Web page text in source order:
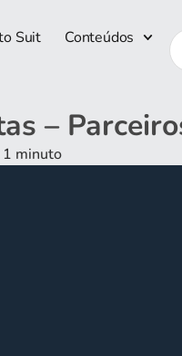
Suit Conteúdos
–
minuto